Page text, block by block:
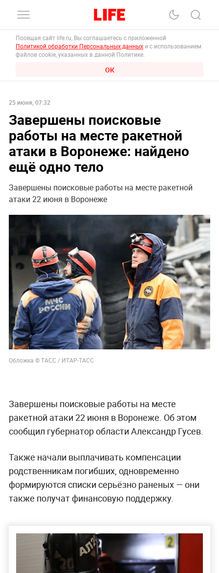
Посещая сайт life.ru, Вы соглашаетесь с приложенной
Политикой обработки Персональных данных и с использованием
файлов cookie, указанных в данной Политике.
ОК
25 июня, 07:32
Завершены поисковые
работы на месте ракетной
атаки в Воронеже: найдено
ещё одно тело
Завершены поисковые работы на месте ракетной
атаки 22 июня в Воронеже
Обложка © ТАСС / ИТАР-ТАСС
Завершены поисковые работы на месте
ракетной атаки 22 июня в Воронеже. Об этом
сообщил губернатор области Александр Гусев.
Также начали выплачивать компенсации
родственникам погибших, одновременно
формируются списки серьёзно раненых — они
также получат финансовую поддержку.